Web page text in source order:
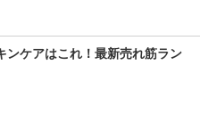
ンケアはこれ！最新売れ筋ラン